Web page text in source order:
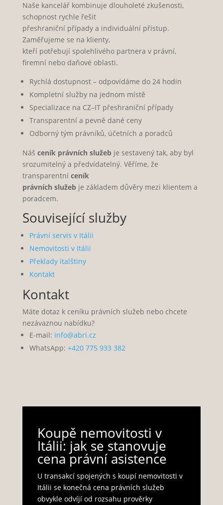
Naše kancelář kombinuje dlouholeté zkušenosti,
schopnost rychle řešit
přeshraniční případy a individuální přístup.
Zaměřujeme se na klienty,
kteří potřebují spolehlivého partnera v právní,
firemní nebo daňové oblasti.
Rychlá dostupnost – odpovídáme do 24 hodin
Kompletní služby na jednom místě
Specializace na CZ–IT přeshraniční případy
Transparentní a pevně dané ceny
Odborný tým právníků, účetních a poradců
Náš ceník právních služeb je sestavený tak, aby byl
srozumitelný a předvídatelný. Věříme, že
transparentní ceník
právních služeb je základem důvěry mezi klientem a
poradcem.
Související služby
Právní servis v Itálii
Nemovitosti v Itálii
Překlady italštiny
Kontakt
Kontakt
Máte dotaz k ceníku právních služeb nebo chcete
nezávaznou nabídku?
E-mail: info@abri.cz
WhatsApp: +420 775 933 382
Koupě nemovitosti v
Itálii: jak se stanovuje
cena právní asistence
U transakcí spojených s koupí nemovitosti v
Itálii se konečná cena právních služeb
obvykle odvíjí od rozsahu prověrky